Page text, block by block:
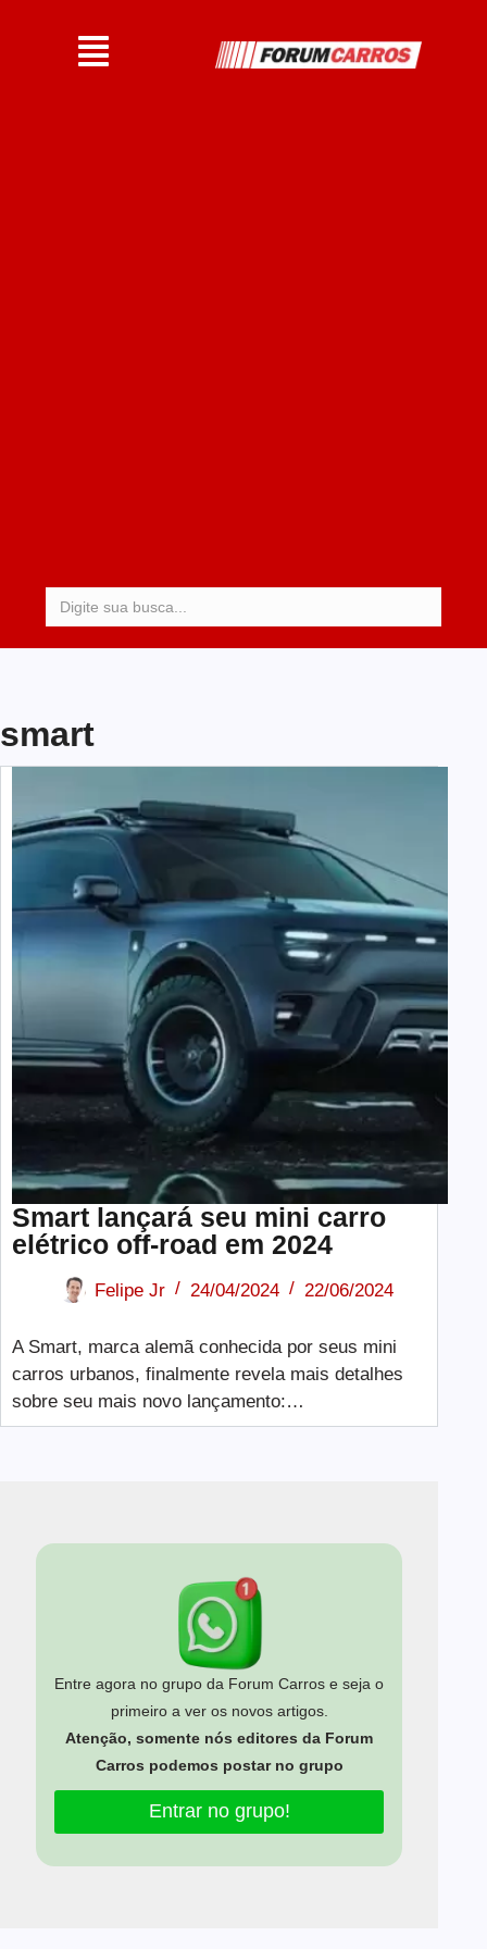
smart
Smart lançará seu mini carro
elétrico off-road em 2024
Felipe Jr 24/04/2024 22/06/2024
A Smart, marca alemã conhecida por seus mini
carros urbanos, finalmente revela mais detalhes
sobre seu mais novo lançamento:…
Entre agora no grupo da Forum Carros e seja o
primeiro a ver os novos artigos.
Atenção, somente nós editores da Forum
Carros podemos postar no grupo
Entrar no grupo!